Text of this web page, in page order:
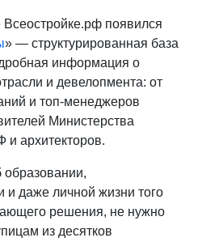
появился
» — структурированная база
информация о
и девелопмента: от
и топ-менеджеров
Министерства
и архитекторов.
образовании,
и даже личной жизни того
решения, не нужно
из десятков